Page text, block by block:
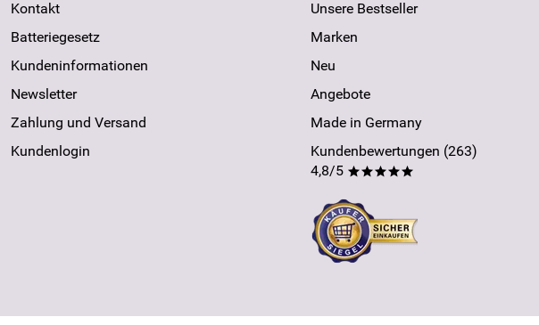
Kontakt
Batteriegesetz
Kundeninformationen
Newsletter
Zahlung und Versand
Kundenlogin
Unsere Bestseller
Marken
Neu
Angebote
Made in Germany
Kundenbewertungen (263)
4,8/5 *****